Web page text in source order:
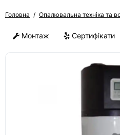
Головна Опалювальна техніка та
Монтаж Сертифікати